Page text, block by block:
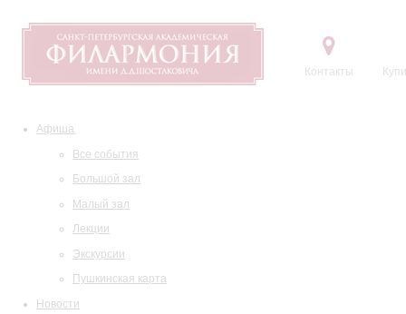
Контакты
Афиша
Все события
Большой зал
Малый зал
Лекции
Экскурсии
Пушкинская карта
Новости